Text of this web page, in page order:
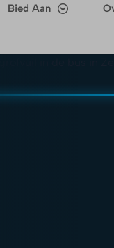
Bied Aan